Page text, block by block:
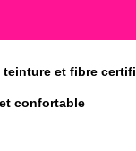
et fibre
confortable